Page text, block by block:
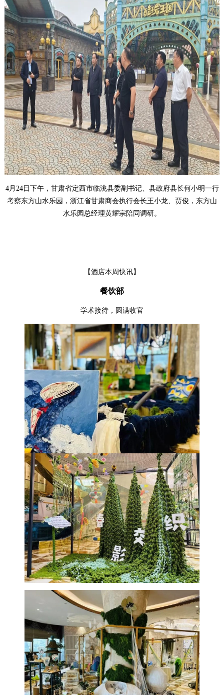
4月 24日下午，甘肃省定西市临洮县委副书记、县政府县长何小明一行
考察东方山水乐园，浙江省甘肃商会执行会长王小龙、贾俊，东方山
水乐园总经理黄耀宗陪同调研。
【酒店本周快讯】
餐饮部
学术接待，圆满收官